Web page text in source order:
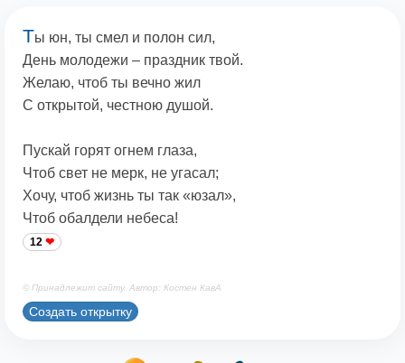
Ты юн, ты смел и полон сил,
День молодежи – праздник твой.
Желаю, чтоб ты вечно жил
С открытой, честною душой.
Пускай горят огнем глаза,
Чтоб свет не мерк, не угасал;
Хочу, чтоб жизнь ты так «юзал»,
Чтоб обалдели небеса!
12
© Принадлежит сайту. Автор: Костен КавА
Создать открытку